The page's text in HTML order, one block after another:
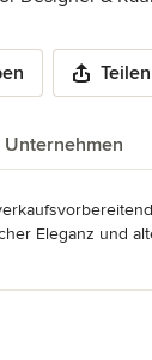
Teilen
Unternehmen
Eleganz und
https://